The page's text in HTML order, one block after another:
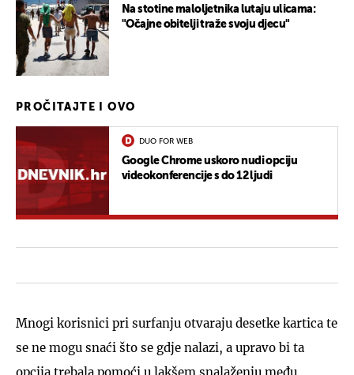
Na stotine maloljetnika lutaju ulicama:
"Očajne obitelji traže svoju djecu"
PROČITAJTE I OVO
DUO FOR WEB
Google Chrome uskoro nudi opciju
videokonferencije s do 12 ljudi
Mnogi korisnici pri surfanju otvaraju desetke kartica te
se ne mogu snaći što se gdje nalazi, a upravo bi ta
opcija trebala pomoći u lakšem snalaženju među